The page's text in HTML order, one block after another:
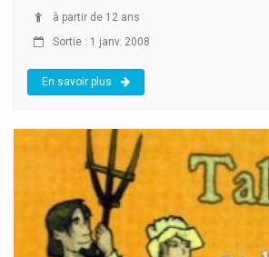
à partir de 12 ans
Sortie : 1 janv. 2008
En savoir plus